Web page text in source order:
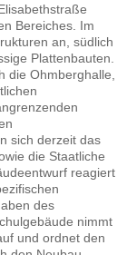
Bereiches. Im
an, südlich
Plattenbauten.
die Ohmberghalle,
sich derzeit das
die Staatliche
reagiert
des
nimmt
und ordnet den